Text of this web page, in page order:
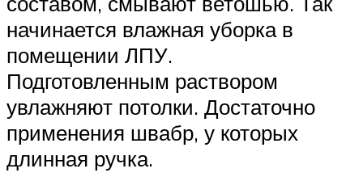
начинается влажная уборка в
помещении ЛПУ.
Подготовленным раствором
увлажняют потолки. Достаточно
применения швабр, у которых
длинная ручка.